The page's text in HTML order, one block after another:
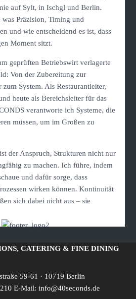
auf Sylt, in Ischgl und Berlin.
Präzision, Timing und
und wie entscheidend es ist, dass
Moment sitzt.
geprüften Betriebswirt verlagerte
Von der Zubereitung zur
zum System. Als Restaurantleiter,
heute als Bereichsleiter für das
verantworte ich Systeme, die
müssen, um im Großen zu
der Anspruch, Strukturen nicht nur
zu machen. Ich führe, indem
und dafür sorge, dass
wirken können. Kontinuität
sich dabei nicht aus – sie
CATERING & FINE DINING
59-61 · 10719 Berlin
E-Mail: info@40seconds.de